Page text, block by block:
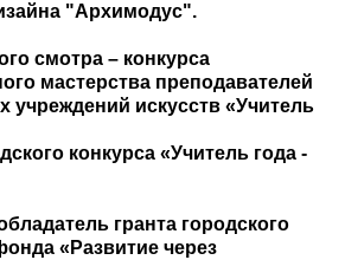
"Архимодус".
смотра – конкурса
мастерства преподавателей
учреждений искусств «Учитель
конкурса «Учитель года -
гранта городского
«Развитие через